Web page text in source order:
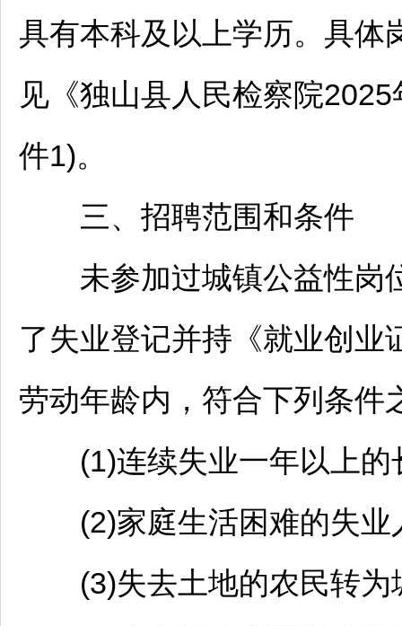
具有本科及以上学历。具体
见《独山县人民检察院2025
件1)。
三、 招聘范围和条件
未参加过城镇公益性岗
了失业登记并持《就业创业
劳动年龄内，符合下列条件
(1)连续失业一年以上的
(2)家庭生活困难的失业
(3)失去土地的农民转为